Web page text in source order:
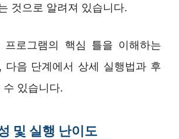
것으로 알려져 있습니다.
프로그램의 핵심 틀을 이해하는
다음 단계에서 상세 실행법과 후
수 있습니다.
및 실행 난이도